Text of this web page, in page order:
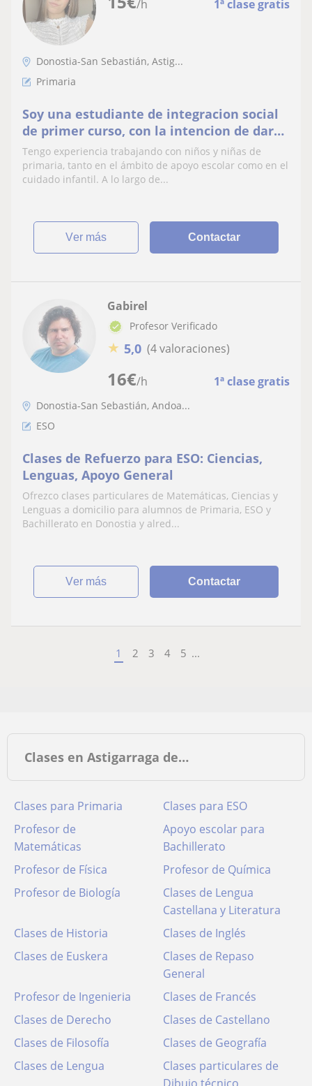
/h 1ª clase gratis
Donostia-San Sebastián, Astig...
Primaria
Soy una estudiante de integracion social
de primer curso, con la intencion de dar
apoyo a niños que esten cursando
primaria.
Tengo experiencia trabajando con niños y niñas de
primaria, tanto en el ámbito de apoyo escolar como en el
cuidado infantil. A lo largo de...
ver más Contactar
16€/h 1ª clase gratis
Gabirel
Profesor Verificado
★ 5,0 (4 valoraciones)
Donostia-San Sebastián, Andoa...
ESO
Clases de Refuerzo para ESO: Ciencias,
Lenguas, Apoyo General
Ofrezco clases particulares de Matemáticas, Ciencias y
Lenguas a domicilio para alumnos de Primaria, ESO y
Bachillerato en Donostia y alred...
ver más Contactar
1 2 3 4 5 ...
Clases en Astigarraga de…
Clases para Primaria
Clases para ESO
Profesor de
Matemáticas
Apoyo escolar para
Bachillerato
Profesor de Física
Profesor de Química
Profesor de Biología
Clases de Lengua
Castellana y Literatura
Clases de Historia
Clases de Inglés
Clases de Euskera
Clases de Repaso
General
Profesor de Ingenieria
Clases de Francés
Clases de Derecho
Clases de Castellano
Clases de Filosofía
Clases de Geografía
Clases de Lengua
Clases particulares de
Dibujo técnico